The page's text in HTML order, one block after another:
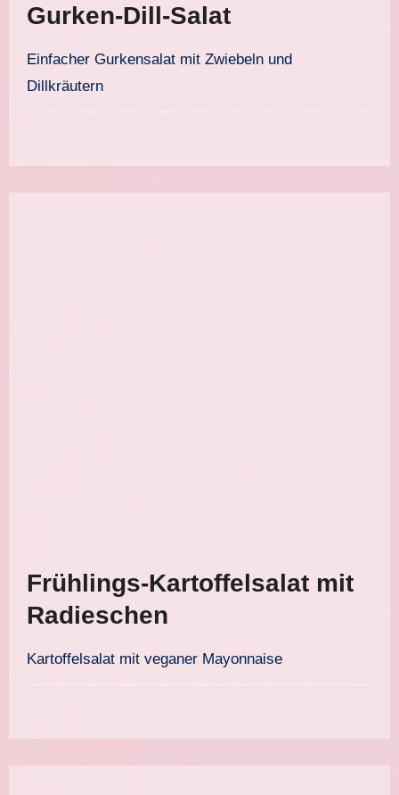
Gurken-Dill-Salat
Einfacher Gurkensalat mit Zwiebeln und
Dillkräutern
Frühlings-Kartoffelsalat mit
Radieschen
Kartoffelsalat mit veganer Mayonnaise